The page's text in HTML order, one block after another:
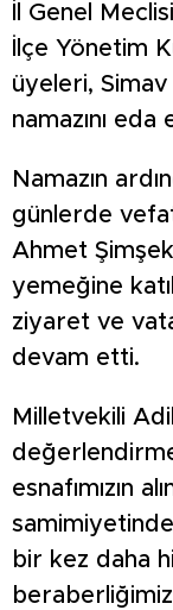
İl Genel
İlçe Yönetim
üyeleri,
namazını eda
Namazın
günlerde
Ahmet
yemeğine
ziyaret ve
devam etti.
Milletvekili
esnafımızın
bir kez daha